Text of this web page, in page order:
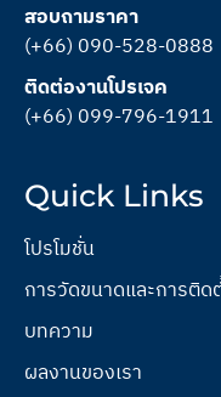
สอบถามราคา
(+66) 090-528-0888
ติดต่องานโปรเจค
(+66) 099-796-1911
Quick Links
โปรโมชั่น
การวัดขนาดและการติด
บทความ
ผลงานของเรา